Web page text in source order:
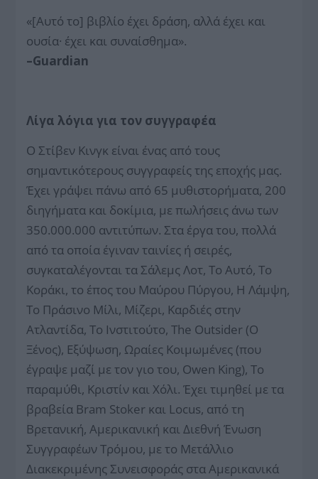
«[Αυτό το] βιβλίο έχει δράση, αλλά έχει και
ουσία· έχει και συναίσθημα».
–Guardian
Λίγα λόγια για τον συγγραφέα
Ο Στίβεν Κινγκ είναι ένας από τους
σημαντικότερους συγγραφείς της εποχής μας.
Έχει γράψει πάνω από 65 μυθιστορήματα, 200
διηγήματα και δοκίμια, με πωλήσεις άνω των
350.000.000 αντιτύπων. Στα έργα του, πολλά
από τα οποία έγιναν ταινίες ή σειρές,
συγκαταλέγονται τα Σάλεμς Λοτ, Το Αυτό, Το
Κοράκι, το έπος του Μαύρου Πύργου, Η Λάμψη,
Το Πράσινο Μίλι, Μίζερι, Καρδιές στην
Ατλαντίδα, Το Ινστιτούτο, The Outsider (Ο
Ξένος), Εξύψωση, Ωραίες Κοιμωμένες (που
έγραψε μαζί με τον γιο του, Owen King), Το
παραμύθι, Κριστίν και Χόλι. Έχει τιμηθεί με τα
βραβεία Bram Stoker και Locus, από τη
Βρετανική, Αμερικανική και Διεθνή Ένωση
Συγγραφέων Τρόμου, με το Μετάλλιο
Διακεκριμένης Συνεισφοράς στα Αμερικανικά